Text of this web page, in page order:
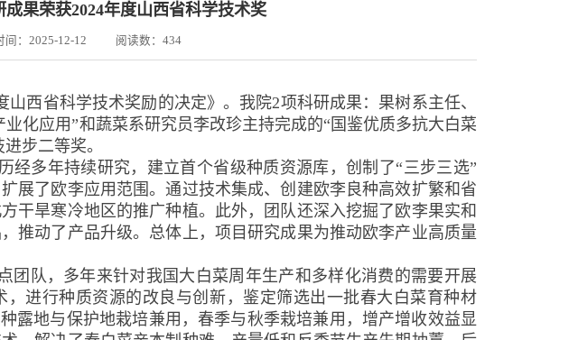
成果荣获2024年度山西省科学技术奖
间：2025-12-12 阅读数： 434
西省科学技术奖励的决定》。我院2项科研成果：果树系主任、
化应用”和蔬菜系研究员李改珍主持完成的“国鉴优质多抗大白菜
步二等奖。
经多年持续研究，建立首个省级种质资源库，创制了“三步三选”
展了欧李应用范围。通过技术集成、创建欧李良种高效扩繁和省
干旱寒冷地区的推广种植。此外，团队还深入挖掘了欧李果实和
推动了产品升级。总体上，项目研究成果为推动欧李产业高质量
团队，多年来针对我国大白菜周年生产和多样化消费的需要开展
进行种质资源的改良与创新，鉴定筛选出一批春大白菜育种材
露地与保护地栽培兼用，春季与秋季栽培兼用，增产增收效益显